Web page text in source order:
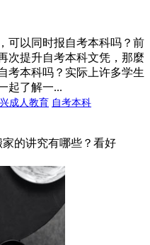
可以同时报自考本科吗？前
次提升自考本科文凭，那麼
考本科吗？实际上许多学生
起了解一...
成人教育 自考本科
的讲究有哪些？看好